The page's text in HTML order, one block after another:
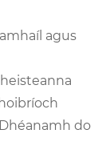
agus
do